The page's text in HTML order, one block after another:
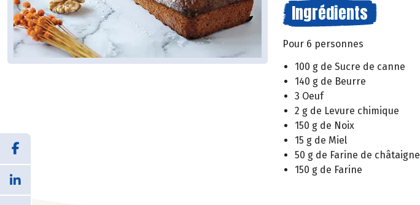
Ingrédients
Pour 6 personnes
100 g de Sucre de canne
140 g de Beurre
3 Oeuf
2 g de Levure chimique
150 g de Noix
15 g de Miel
50 g de Farine de châtaigne
150 g de Farine